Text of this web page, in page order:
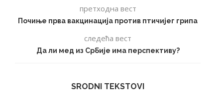
претходна вест
Почиње прва вакцинација против птичијег грипа
следећа вест
Да ли мед из Србије има перспективу?
SRODNI TEKSTOVI